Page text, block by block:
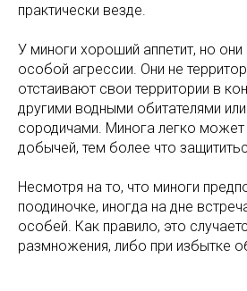
практически везде.
У миноги хороший аппетит, но
особой агрессии. Они не
отстаивают свои территории в
другими водными обитателями
сородичами. Минога легко может
добычей, тем более что
Несмотря на то, что миноги
поодиночке, иногда на дне
особей. Как правило, это
размножения, либо при избытке